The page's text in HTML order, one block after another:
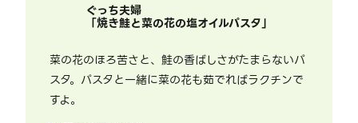
ぐっち夫婦
「焼き鮭と菜の花の塩オイルパスタ」
菜の花のほろ苦さと、鮭の香ばしさがたまらないパ
スタ。パスタと一緒に菜の花も茹でればラクチンで
すよ。